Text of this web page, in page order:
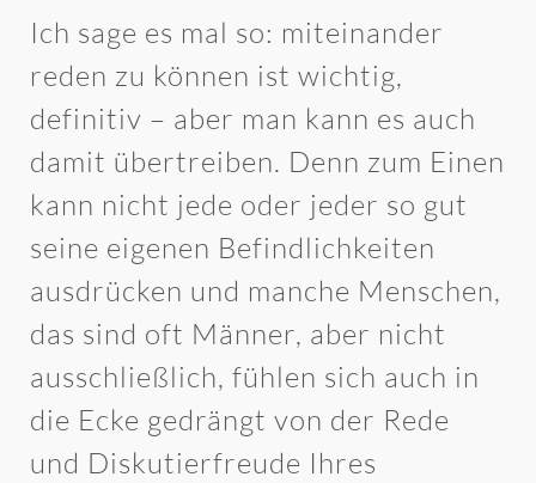
Ich sage es mal so: miteinander
reden zu können ist wichtig,
definitiv – aber man kann es auch
damit übertreiben. Denn zum Einen
kann nicht jede oder jeder so gut
seine eigenen Befindlichkeiten
ausdrücken und manche Menschen,
das sind oft Männer, aber nicht
ausschließlich, fühlen sich auch in
die Ecke gedrängt von der Rede
und Diskutierfreude Ihres